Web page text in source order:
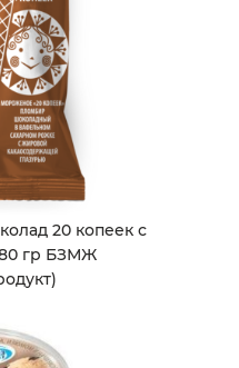
20 копеек с
80 гр БЗМЖ